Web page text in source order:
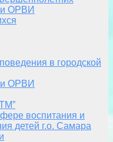
и ОРВИ
в городской
и ОРВИ
воспитания и
детей г.о. Самара